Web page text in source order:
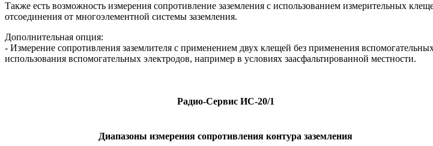
Также есть возможность измерения сопротивление заземления с использованием измерительных
отсоединения от многоэлементной системы заземления.
Дополнительная опция:
- Измерение сопротивления заземлителя с применением двух клещей без применения
использования вспомогательных электродов, например в условиях заасфальтированной местности.
Радио-Сервис ИС-20/1
Диапазоны измерения сопротивления контура заземления